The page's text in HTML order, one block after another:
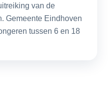
van de
Gemeente Eindhoven
tussen 6 en 18